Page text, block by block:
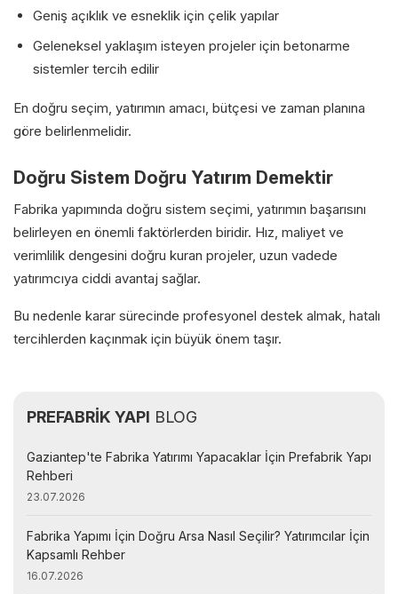
Geniş açıklık ve esneklik için çelik yapılar
Geleneksel yaklaşım isteyen projeler için betonarme
sistemler tercih edilir
En doğru seçim, yatırımın amacı, bütçesi ve zaman planına
göre belirlenmelidir.
Doğru Sistem Doğru Yatırım Demektir
Fabrika yapımında doğru sistem seçimi, yatırımın başarısını
belirleyen en önemli faktörlerden biridir. Hız, maliyet ve
verimlilik dengesini doğru kuran projeler, uzun vadede
yatırımcıya ciddi avantaj sağlar.
Bu nedenle karar sürecinde profesyonel destek almak, hatalı
tercihlerden kaçınmak için büyük önem taşır.
PREFABRİK YAPI BLOG
Gaziantep'te Fabrika Yatırımı Yapacaklar İçin Prefabrik Yapı
Rehberi
23.07.2026
Fabrika Yapımı İçin Doğru Arsa Nasıl Seçilir? Yatırımcılar İçin
Kapsamlı Rehber
16.07.2026